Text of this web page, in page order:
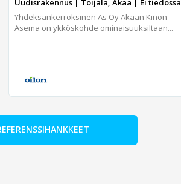
Uudisrakennus | Toijala, Akaa | Ei tiedossa
Yhdeksänkerroksinen As Oy Akaan Kinon
Asema on ykköskohde ominaisuuksiltaan...